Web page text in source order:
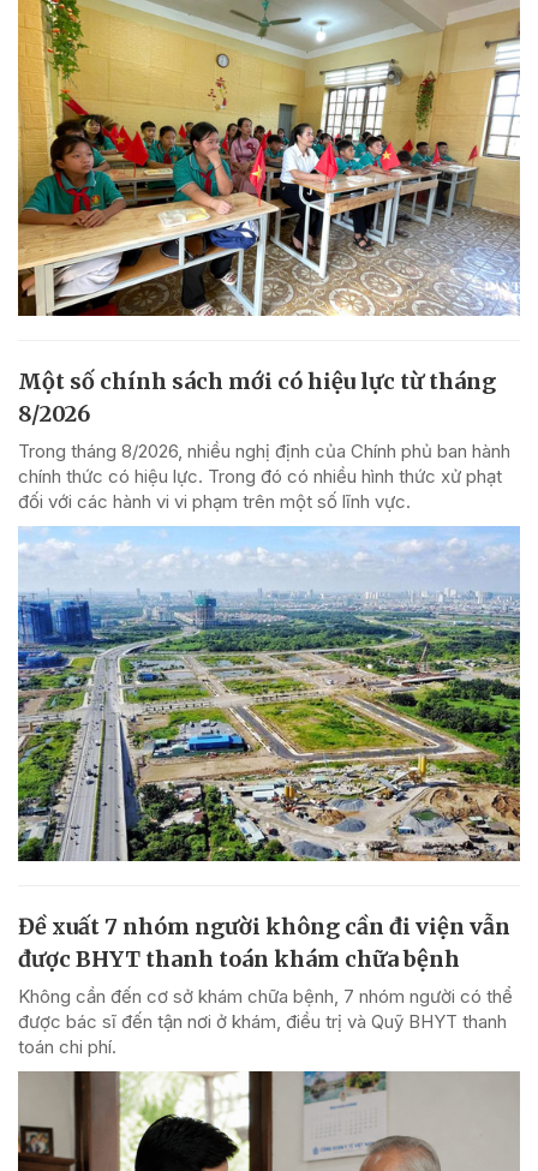
Một số chính sách mới có hiệu lực từ tháng
8/2026
Trong tháng 8/2026, nhiều nghị định của Chính phủ ban hành
chính thức có hiệu lực. Trong đó có nhiều hình thức xử phạt
đối với các hành vi vi phạm trên một số lĩnh vực.
Đề xuất 7 nhóm người không cần đi viện vẫn
được BHYT thanh toán khám chữa bệnh
Không cần đến cơ sở khám chữa bệnh, 7 nhóm người có thể
được bác sĩ đến tận nơi ở khám, điều trị và Quỹ BHYT thanh
toán chi phí.